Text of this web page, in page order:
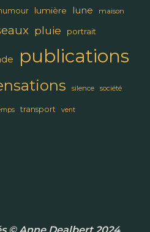
lumière lune maison
pluie portrait
publications
silence société
transport vent